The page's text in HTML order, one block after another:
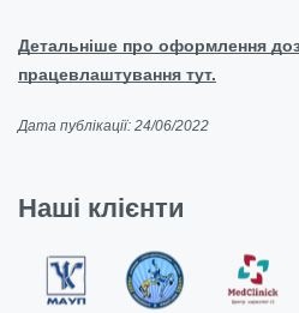
Детальніше про оформлення
працевлаштування тут.
Дата публікації: 24/06/2022
Наші клієнти